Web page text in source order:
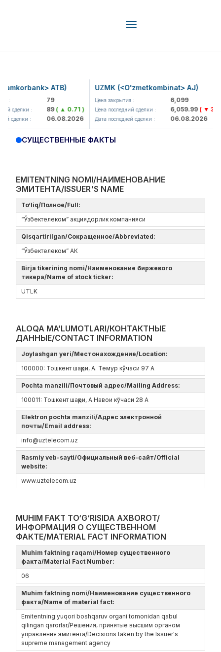
Toggle
ATB)
: ( ▲ 0.71 )
: 06.08.2026
UZMK (<O'zmetkombinat> AJ)
Цена закрытия : 6,099
Цена последний сделки : 6,059.99( ▼ 39.89 )
Дата последней сделки : 06.08.2026
СУЩЕСТВЕННЫЕ ФАКТЫ
EMITENTNING NOMI/НАИМЕНОВАНИЕ
ЭМИТЕНТА/ISSUER'S NAME
To‘liq/Полное/Full:
“Ўзбектелеком” акциядорлик компанияси
Qisqartirilgan/Сокращенное/Abbreviated:
“Ўзбектелеком” АК
Birja tikerining nomi/Наименование биржевого
тикера/Name of stock ticker:
UTLK
ALOQA MA’LUMOTLARI/КОНТАКТНЫЕ
ДАННЫЕ/CONTACT INFORMATION
Joylashgan yeri/Местонахождение/Location:
100000: Тошкент шаҳри, А. Темур кўчаси 97 А
Pochta manzili/Почтовый адрес/Mailing Address:
100011: Тошкент шаҳри, А.Навои кўчаси 28 А
Elektron pochta manzili/Адрес электронной
почты/Email address:
info@uztelecom.uz
Rasmiy veb-sayti/Официальный веб-сайт/Official
website:
www.uztelecom.uz
MUHIM FAKT TO‘G‘RISIDA AXBOROT/
ИНФОРМАЦИЯ О СУЩЕСТВЕННОМ
ФАКТЕ/MATERIAL FACT INFORMATION
Muhim faktning raqami/Номер существенного
факта/Material Fact Number:
06
Muhim faktning nomi/Наименование существенного
факта/Name of material fact:
Emitentning yuqori boshqaruv organi tomonidan qabul
qilingan qarorlar/Решения, принятые высшим органом
управления эмитента/Decisions taken by the Issuer's
supreme management agency